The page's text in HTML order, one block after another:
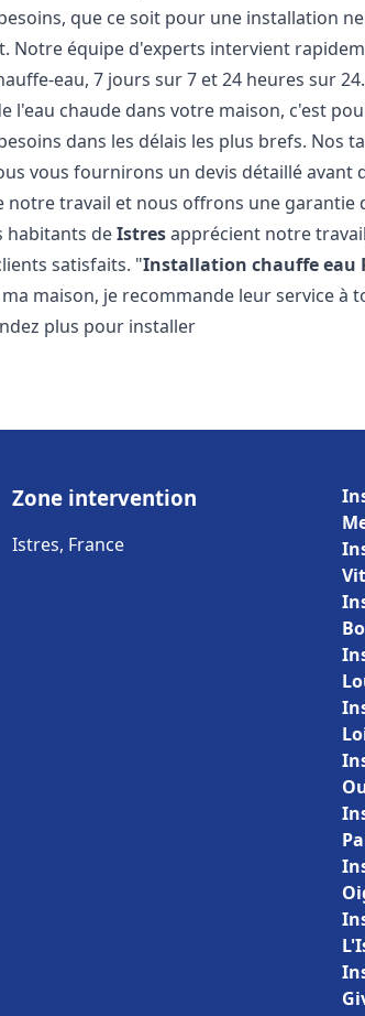
que ce soit pour une installation
Notre équipe d'experts intervient
eau, 7 jours sur 7 et 24 heures sur
l'eau chaude dans votre maison, c'est
dans les délais les plus brefs. Nos
vous fournirons un devis détaillé avant
notre travail et nous offrons une garantie
habitants deIstresapprécient notre
satisfaits. "Installation chauffe eau
maison, je recommande leur service à
plus pour installer
Zone intervention
Istres, France